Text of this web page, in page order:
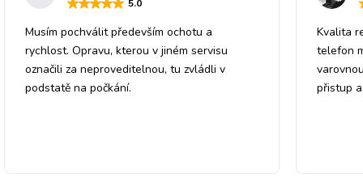
5.0
Musím pochválit především ochotu a
rychlost. Opravu, kterou v jiném servisu
označili za neproveditelnou, tu zvládli v
podstatě na počkání.
Kvalita
telefon
přistup